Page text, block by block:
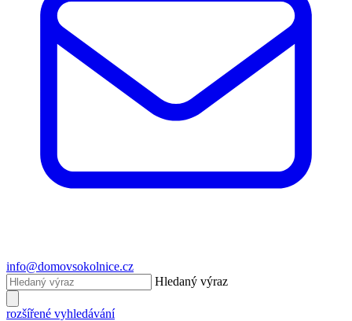
info@domovsokolnice.cz
Hledaný výraz
rozšířené vyhledávání